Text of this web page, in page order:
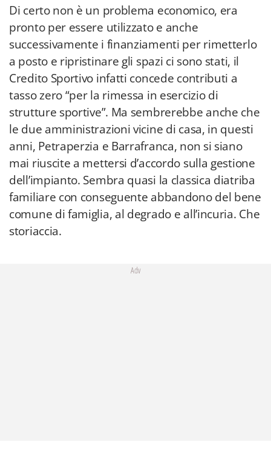
Di certo non è un problema economico, era
pronto per essere utilizzato e anche
successivamente i finanziamenti per rimetterlo
a posto e ripristinare gli spazi ci sono stati, il
Credito Sportivo infatti concede contributi a
tasso zero “per la rimessa in esercizio di
strutture sportive”. Ma sembrerebbe anche che
le due amministrazioni vicine di casa, in questi
anni, Petraperzia e Barrafranca, non si siano
mai riuscite a mettersi d’accordo sulla gestione
dell’impianto. Sembra quasi la classica diatriba
familiare con conseguente abbandono del bene
comune di famiglia, al degrado e all’incuria. Che
storiaccia.
Adv